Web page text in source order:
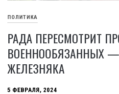
ПОЛИТИКА
РАДА ПЕРЕСМОТРИТ
ВОЕННООБЯЗАННЫХ
ЖЕЛЕЗНЯКА
5 ФЕВРАЛЯ, 2024